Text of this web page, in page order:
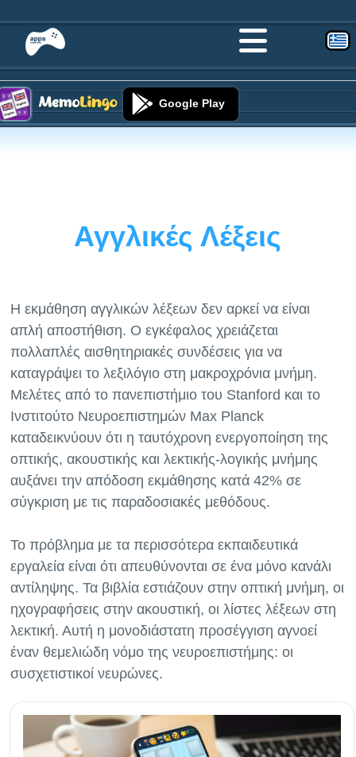
Google Play
Αγγλικές Λέξεις
Η εκμάθηση αγγλικών λέξεων δεν αρκεί να είναι
απλή αποστήθιση. Ο εγκέφαλος χρειάζεται
πολλαπλές αισθητηριακές συνδέσεις για να
καταγράψει το λεξιλόγιο στη μακροχρόνια μνήμη.
Μελέτες από το πανεπιστήμιο του Stanford και το
Ινστιτούτο Νευροεπιστημών Max Planck
καταδεικνύουν ότι η ταυτόχρονη ενεργοποίηση της
οπτικής, ακουστικής και λεκτικής-λογικής μνήμης
αυξάνει την απόδοση εκμάθησης κατά 42% σε
σύγκριση με τις παραδοσιακές μεθόδους.
Το πρόβλημα με τα περισσότερα εκπαιδευτικά
εργαλεία είναι ότι απευθύνονται σε ένα μόνο κανάλι
αντίληψης. Τα βιβλία εστιάζουν στην οπτική μνήμη, οι
ηχογραφήσεις στην ακουστική, οι λίστες λέξεων στη
λεκτική. Αυτή η μονοδιάστατη προσέγγιση αγνοεί
έναν θεμελιώδη νόμο της νευροεπιστήμης: οι